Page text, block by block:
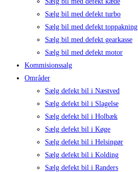
Sælg bil med defekt turbo
Sælg bil med defekt toppakning
Sælg bil med defekt gearkasse
Sælg bil med defekt motor
Kommisionssalg
Områder
Sælg defekt bil i Næstved
Sælg defekt bil i Slagelse
Sælg defekt bil i Holbæk
Sælg defekt bil i Køge
Sælg defekt bil i Helsingør
Sælg defekt bil i Kolding
Sælg defekt bil i Randers